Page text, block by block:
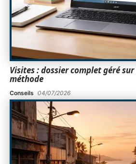
Visites : dossier complet géré sur
méthode
Conseils 04/07/2026